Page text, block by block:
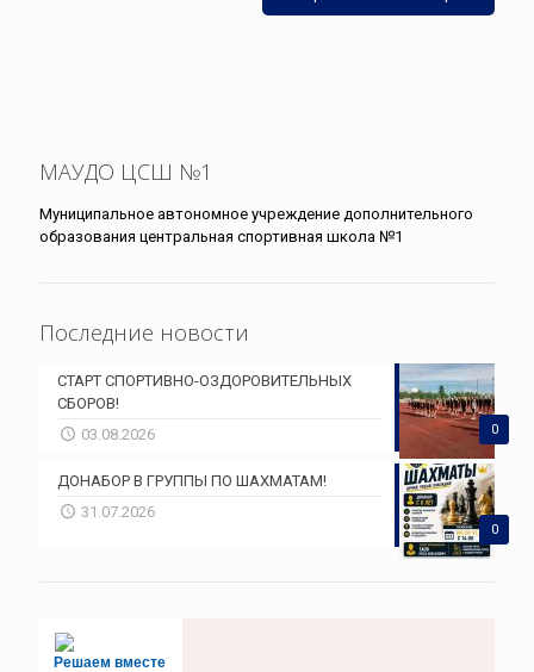
МАУДО ЦСШ №1
Муниципальное автономное учреждение дополнительного
образования центральная спортивная школа №1
Последние новости
0
СТАРТ СПОРТИВНО-ОЗДОРОВИТЕЛЬНЫХ
СБОРОВ!
03.08.2026
0
ДОНАБОР В ГРУППЫ ПО ШАХМАТАМ!
31.07.2026
Решаем вместе